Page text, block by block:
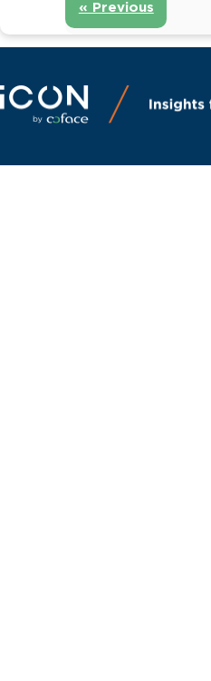
« Previous